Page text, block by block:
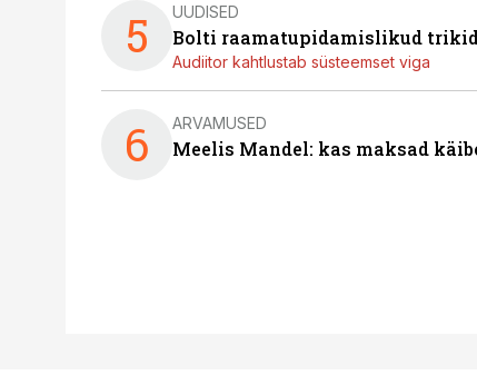
5 UUDISED
Bolti raamatupidamislikud
Audiitor kahtlustab süsteemset viga
6 ARVAMUSED
Meelis Mandel: kas maksad